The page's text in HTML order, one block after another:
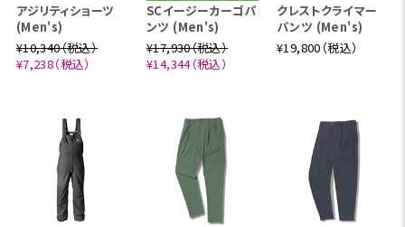
アジリティショーツ
(Men's)
¥10,340（税込）
¥7,238（税込）
SCイージーカーゴパ
ンツ (Men's)
¥17,930（税込）
¥14,344（税込）
クレストクライマー
パンツ (Men's)
¥19,800（税込）